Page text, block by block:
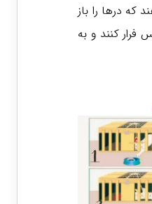
که درها را باز
فرار کنند و به